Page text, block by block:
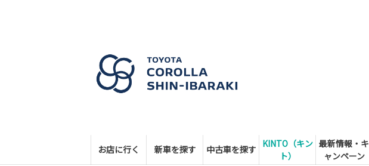
お店に行く 新車を探す 中古車を探す KINTO（キン
ト）
最新情報・キ
ャンペーン